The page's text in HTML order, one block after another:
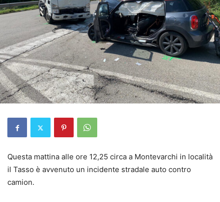
Questa mattina alle ore 12,25 circa a Montevarchi in località
il Tasso è avvenuto un incidente stradale auto contro
camion.